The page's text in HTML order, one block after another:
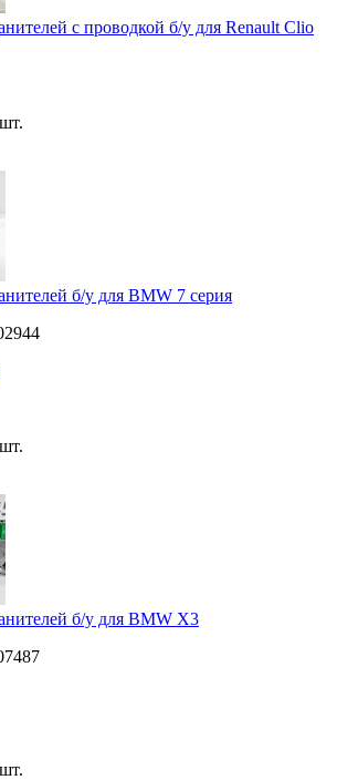
с проводкой б/у для Renault Clio
б/у для BMW 7 серия
б/у для BMW X3